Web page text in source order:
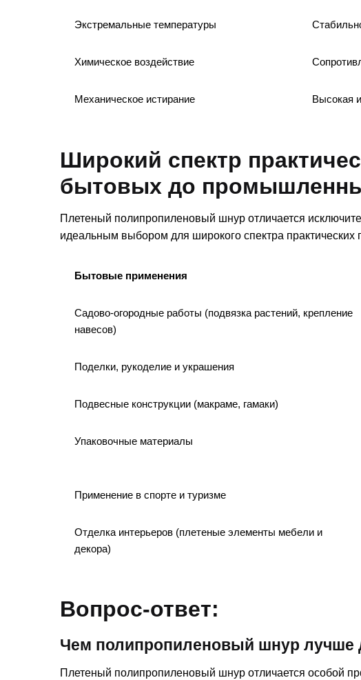
Экстремальные температуры
Химическое воздействие
Механическое истирание Высокая
Широкий спектр
бытовых до
Плетеный полипропиленовый шнур отличается
идеальным выбором для широкого спектра практических
Бытовые применения
Садово-огородные работы (подвязка растений, крепление
навесов)
Поделки, рукоделие и украшения
Подвесные конструкции (макраме, гамаки)
Упаковочные материалы
Применение в спорте и туризме
Отделка интерьеров (плетеные элементы мебели и
декора)
Вопрос-ответ:
Чем полипропиленовый шнур лучше
Плетеный полипропиленовый шнур отличается особой